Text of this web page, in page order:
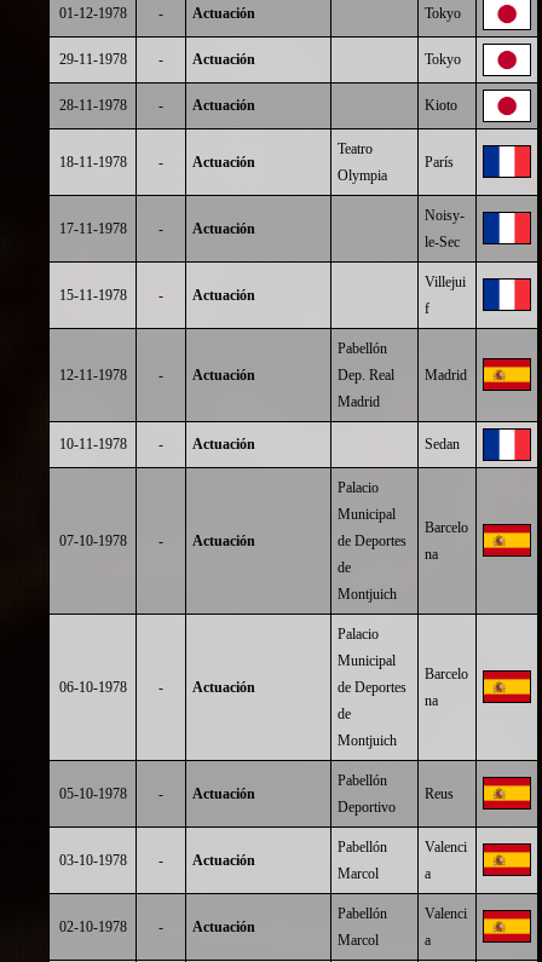
01-12-1978 - Actuación Tokyo
29-11-1978 - Actuación Tokyo
28-11-1978 - Actuación Kioto
18-11-1978 - Actuación
Teatro
Olympia
París
17-11-1978 - Actuación
Noisy-
le-Sec
15-11-1978 - Actuación
Villejui
f
12-11-1978 - Actuación
Pabellón
Dep. Real
Madrid
Madrid
10-11-1978 - Actuación Sedan
07-10-1978 - Actuación
Palacio
Municipal
de Deportes
de
Montjuich
Barcelo
na
06-10-1978 - Actuación
Palacio
Municipal
de Deportes
de
Montjuich
Barcelo
na
05-10-1978 - Actuación
Pabellón
Deportivo
Reus
03-10-1978 - Actuación
Pabellón
Marcol
Valenci
a
02-10-1978 - Actuación
Pabellón
Marcol
Valenci
a